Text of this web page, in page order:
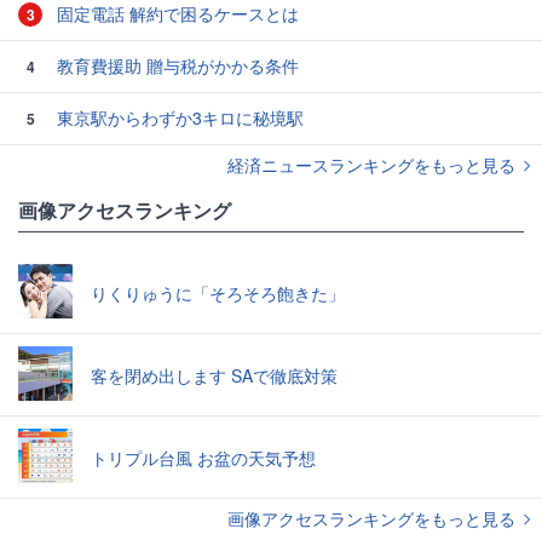
3 固定電話 解約で困るケースとは
4 教育費援助 贈与税がかかる条件
5
東京駅からわずか3キロに秘境駅
経済ニュースランキングをもっと見る
画像アクセスランキング
りくりゅうに「そろそろ飽きた」
客を閉め出します SAで徹底対策
トリプル台風 お盆の天気予想
画像アクセスランキングをもっと見る